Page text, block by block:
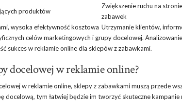
produktów
Zwiększenie ruchu na
zabawek
wysoka efektywność kosztowa Utrzymanie klientów,
celów marketingowych i grupy docelowej.
sukces w reklamie online dla sklepów z zabawkami.
docelowej w reklamie online?
w reklamie online, sklepy z zabawkami muszą przede
docelową, tym łatwiej będzie im tworzyć skuteczne